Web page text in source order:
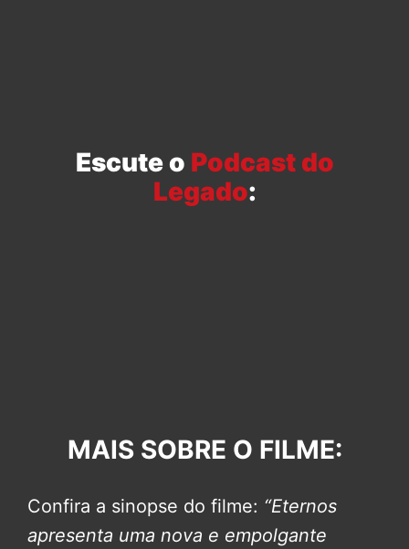
Escute o Podcast do
Legado:
MAIS SOBRE O FILME:
Confira a sinopse do filme: “Eternos
apresenta uma nova e empolgante